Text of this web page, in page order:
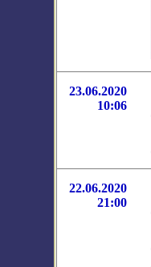
23.06.2020
10:06
22.06.2020
21:00